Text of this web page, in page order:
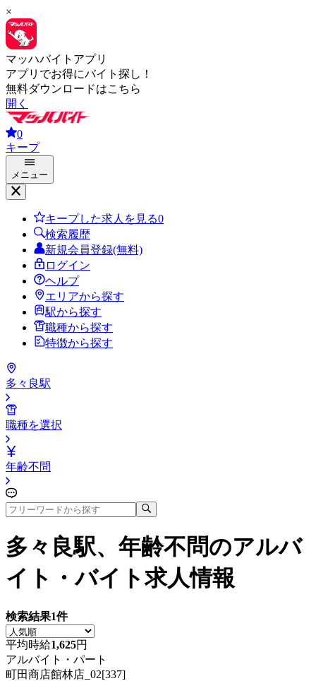
×
マッハバイトアプリ
アプリでお得にバイト探し！
無料ダウンロードはこちら
開く
0
キープ
メニュー
キープした求人を見る0
検索履歴
新規会員登録(無料)
ログイン
ヘルプ
エリアから探す
駅から探す
職種から探す
特徴から探す
多々良駅
職種を選択
年齢不問
多々良駅、年齢不問のアルバ
イト・バイト求人情報
検索結果1件
平均時給1,625円
アルバイト・パート
町田商店館林店_02[337]